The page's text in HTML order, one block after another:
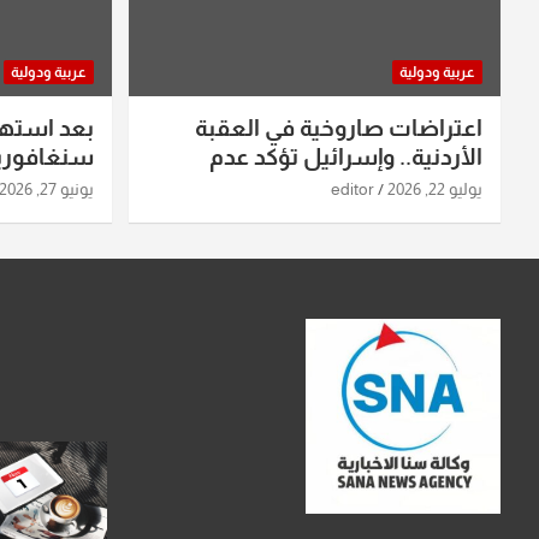
عربية ودولية
اعتراضات صاروخية في العقبة
الأردنية.. وإسرائيل تؤكد عدم
استهدافها
يوليو 22, 2026 editor
عربية ودولية
بعد
ومواقع
يونيو 27, 2026